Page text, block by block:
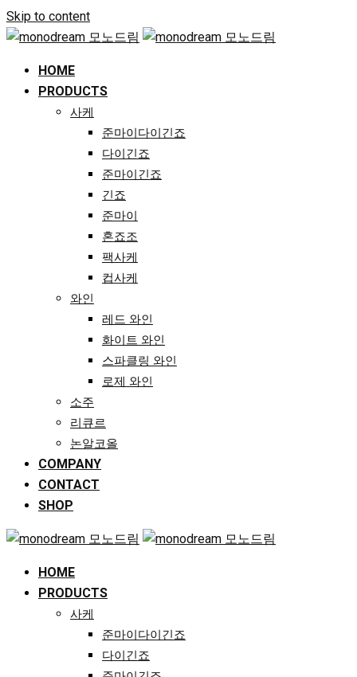
Skip to content
HOME
PRODUCTS
사케
준마이다이긴죠
다이긴죠
준마이긴죠
긴죠
준마이
혼죠조
팩사케
컵사케
와인
레드 와인
화이트 와인
스파클링 와인
로제 와인
소주
리큐르
논알코올
COMPANY
CONTACT
SHOP
HOME
PRODUCTS
사케
준마이다이긴죠
다이긴죠